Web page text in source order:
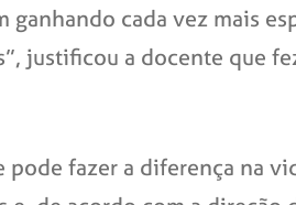
cada vez mais
justificou a docente que
fazer a diferença na